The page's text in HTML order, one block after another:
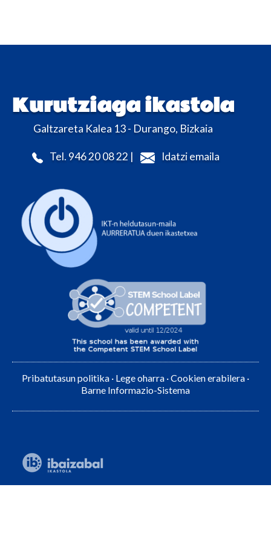
Kurutziaga ikastola
Galtzareta Kalea 13 - Durango, Bizkaia
Tel. 946 20 08 22 | Idatzi emaila
Pribatutasun politika · Lege oharra ·Cookien erabilera ·
Barne Informazio-Sistema